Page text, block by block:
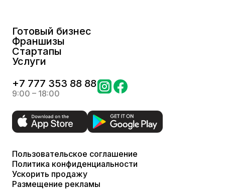
Готовый бизнес
Франшизы
Стартапы
Услуги
+7 777 353 88 88
9:00 – 18:00
Пользовательское соглашение
Политика конфиденциальности
Ускорить продажу
Размещение рекламы